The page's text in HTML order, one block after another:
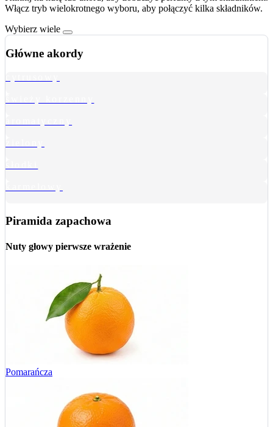
Włącz tryb wielokrotnego wyboru, aby połączyć kilka składników.
Wybierz wiele
Główne akordy
Piramida zapachowa
Nuty głowy pierwsze wrażenie
Pomarańcza